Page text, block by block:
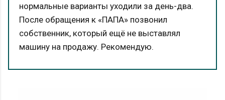
нормальные варианты уходили за день-два.
После обращения к «ПАПА» позвонил
собственник, который ещё не выставлял
машину на продажу. Рекомендую.